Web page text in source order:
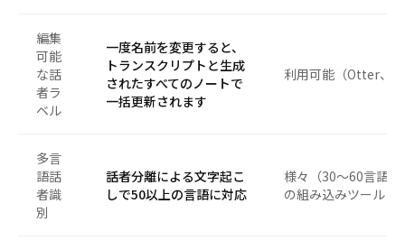
編集
可能
な話
者ラ
ベル
一度名前を変更すると、
トランスクリプトと生成
されたすべてのノートで
一括更新されます
利用可能（Otter、
多言
語話
者識
別
話者分離による文字起こ
しで50以上の言語に対応
様々（30～60言語
の組み込みツールは